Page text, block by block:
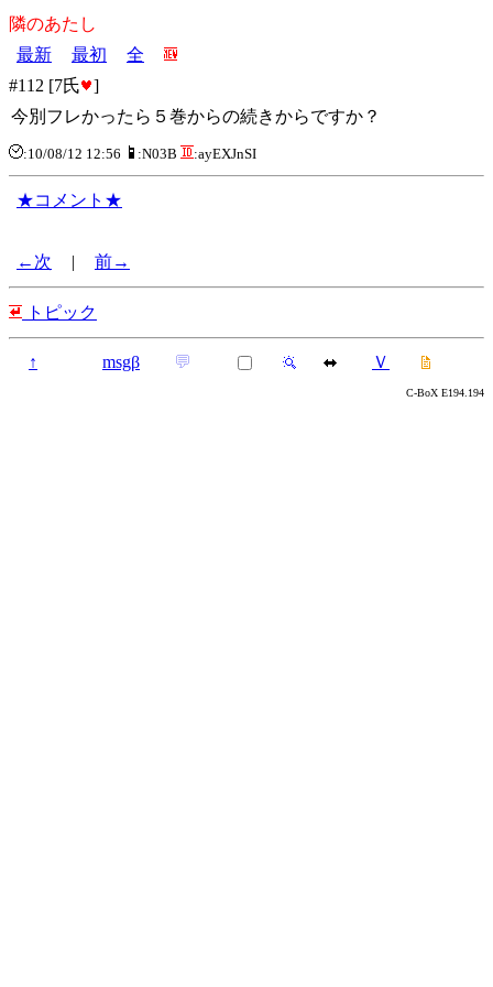
隣のあたし
最新
最初
全
#112 [7氏
]
今別フレかったら５巻からの続きからですか？
:10/08/12 12:56 :N03B :ayEXJnSI
★コメント★
←次 | 前→
トピック
↑ msgβ 💬 Ｖ
C-BoX E194.194